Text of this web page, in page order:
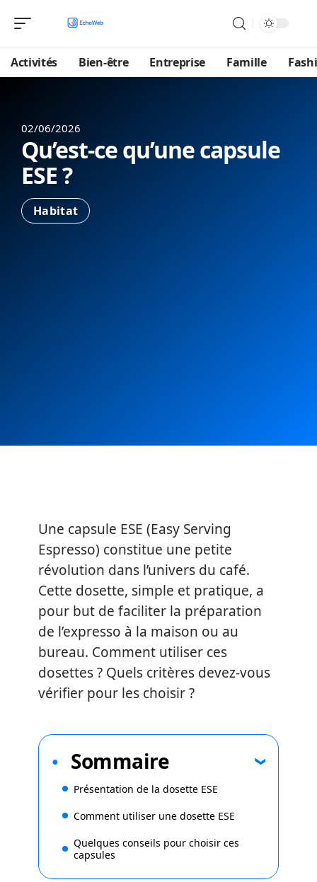
Activités Bien-être Entreprise Famille
02/06/2026
Qu’est-ce qu’une capsule
ESE ?
Habitat
Une capsule ESE (Easy Serving
Espresso) constitue une petite
révolution dans l’univers du café.
Cette dosette, simple et pratique, a
pour but de faciliter la préparation
de l’expresso à la maison ou au
bureau. Comment utiliser ces
dosettes ? Quels critères devez-vous
vérifier pour les choisir ?
Sommaire
Présentation de la dosette ESE
Comment utiliser une dosette ESE
Quelques conseils pour choisir ces
capsules